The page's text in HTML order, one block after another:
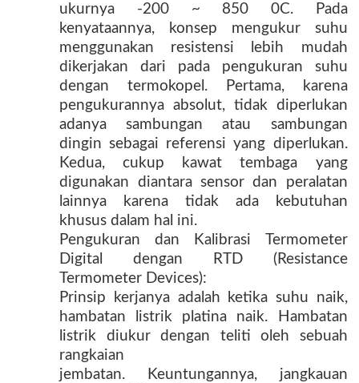
ukurnya -200 ~ 850 0C. Pada
kenyataannya, konsep mengukur suhu
menggunakan resistensi lebih mudah
dikerjakan dari pada pengukuran suhu
dengan termokopel. Pertama, karena
pengukurannya absolut, tidak diperlukan
adanya sambungan atau sambungan
dingin sebagai referensi yang diperlukan.
Kedua, cukup kawat tembaga yang
digunakan diantara sensor dan peralatan
lainnya karena tidak ada kebutuhan
khusus dalam hal ini.
Pengukuran dan Kalibrasi Termometer
Digital dengan RTD (Resistance
Termometer Devices):
Prinsip kerjanya adalah ketika suhu naik,
hambatan listrik platina naik. Hambatan
listrik diukur dengan teliti oleh sebuah
rangkaian
jembatan. Keuntungannya, jangkauan